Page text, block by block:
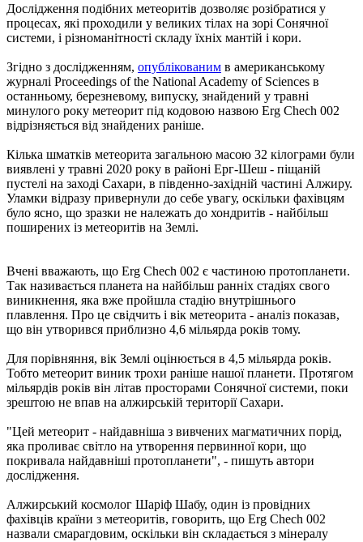
Дослідження подібних метеоритів дозволяє розібратися у
процесах, які проходили у великих тілах на зорі Сонячної
системи, і різноманітності складу їхніх мантій і кори.
Згідно з дослідженням, опублікованим в американському
журналі Proceedings of the National Academy of Sciences в
останньому, березневому, випуску, знайдений у травні
минулого року метеорит під кодовою назвою Erg Chech 002
відрізняється від знайдених раніше.
Кілька шматків метеорита загальною масою 32 кілограми були
виявлені у травні 2020 року в районі Ерг-Шеш - піщаній
пустелі на заході Сахари, в південно-західній частині Алжиру.
Уламки відразу привернули до себе увагу, оскільки фахівцям
було ясно, що зразки не належать до хондритів - найбільш
поширених із метеоритів на Землі.
Вчені вважають, що Erg Chech 002 є частиною протопланети.
Так називається планета на найбільш ранніх стадіях свого
виникнення, яка вже пройшла стадію внутрішнього
плавлення. Про це свідчить і вік метеорита - аналіз показав,
що він утворився приблизно 4,6 мільярда років тому.
Для порівняння, вік Землі оцінюється в 4,5 мільярда років.
Тобто метеорит виник трохи раніше нашої планети. Протягом
мільярдів років він літав просторами Сонячної системи, поки
зрештою не впав на алжирській території Сахари.
"Цей метеорит - найдавніша з вивчених магматичних порід,
яка проливає світло на утворення первинної кори, що
покривала найдавніші протопланети", - пишуть автори
дослідження.
Алжирський космолог Шаріф Шабу, один із провідних
фахівців країни з метеоритів, говорить, що Erg Chech 002
назвали смарагдовим, оскільки він складається з мінералу